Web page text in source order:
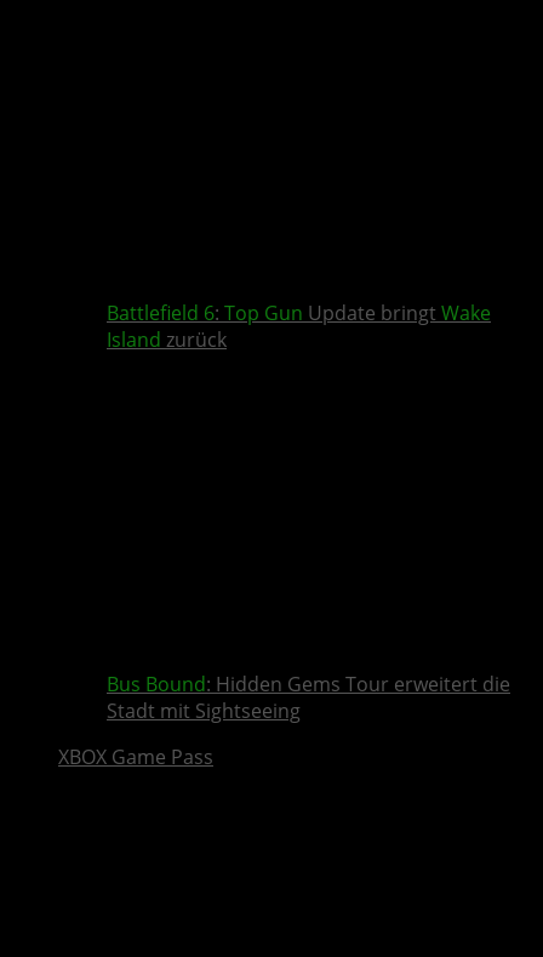
Battlefield 6: Top Gun Update bringt Wake
Island zurück
Bus Bound: Hidden Gems Tour erweitert die
Stadt mit Sightseeing
XBOX Game Pass